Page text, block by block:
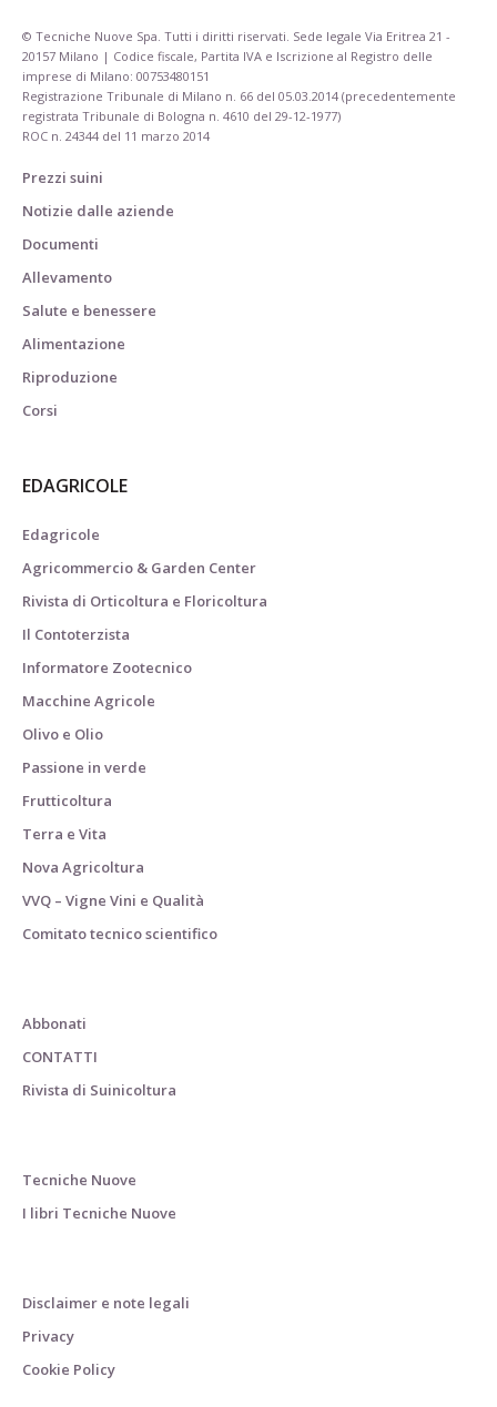
© Tecniche Nuove Spa. Tutti i diritti riservati. Sede legale Via Eritrea 21 -
20157 Milano | Codice fiscale, Partita IVA e Iscrizione al Registro delle
imprese di Milano: 00753480151
Registrazione Tribunale di Milano n. 66 del 05.03.2014 (precedentemente
registrata Tribunale di Bologna n. 4610 del 29-12-1977)
ROC n. 24344 del 11 marzo 2014
Prezzi suini
Notizie dalle aziende
Documenti
Allevamento
Salute e benessere
Alimentazione
Riproduzione
Corsi
EDAGRICOLE
Edagricole
Agricommercio & Garden Center
Rivista di Orticoltura e Floricoltura
Il Contoterzista
Informatore Zootecnico
Macchine Agricole
Olivo e Olio
Passione in verde
Frutticoltura
Terra e Vita
Nova Agricoltura
VVQ – Vigne Vini e Qualità
Comitato tecnico scientifico
Abbonati
CONTATTI
Rivista di Suinicoltura
Tecniche Nuove
I libri Tecniche Nuove
Disclaimer e note legali
Privacy
Cookie Policy